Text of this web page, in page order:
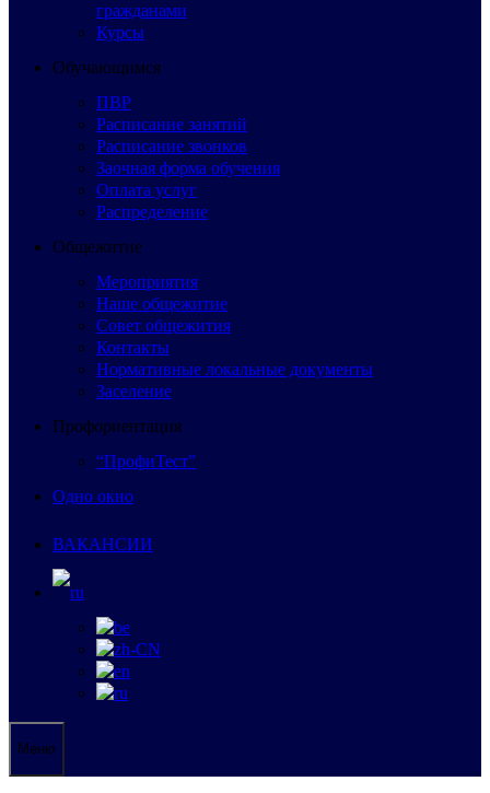
гражданами
Курсы
Обучающимся
ПВР
Расписание занятий
Расписание звонков
Заочная форма обучения
Оплата услуг
Распределение
Общежитие
Мероприятия
Наше общежитие
Совет общежития
Контакты
Нормативные локальные документы
Заселение
Профориентация
“ПрофиТест”
Одно окно
ВАКАНСИИ
Меню